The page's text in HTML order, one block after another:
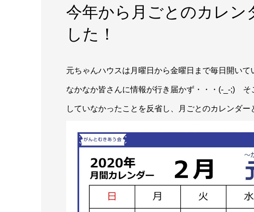
今年から月ごとのカレン
した！
元ちゃんハウスは月曜日から金曜日まで毎日開い
なかなか皆さんに情報が行き届かず・・・(-_-;) そ
していなかったことを反省し、月ごとのカレンダー